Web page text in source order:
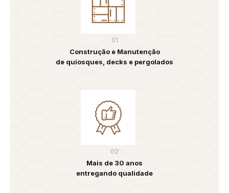
01
Construção e Manutenção
de quiosques, decks e pergolados
02
Mais de 30 anos
entregando qualidade